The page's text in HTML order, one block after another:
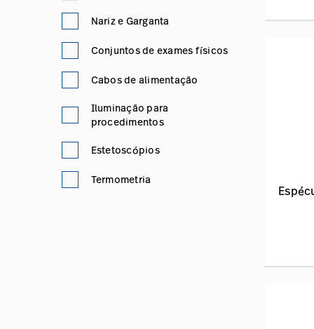
Nariz e Garganta
Conjuntos de exames físicos
Cabos de alimentação
Iluminação para
procedimentos
Estetoscópios
Termometria